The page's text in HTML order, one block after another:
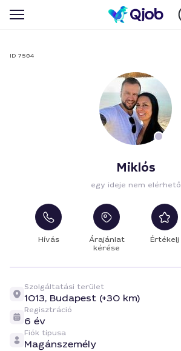
ID 7564
Miklós
egy ideje nem elérhető
Hívás
Árajánlat
kérése
Értékelj
Szolgáltatási terület
1013, Budapest (+30 km)
Regisztráció
6 év
Fiók típusa
Magánszemély